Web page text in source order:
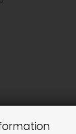
ligner en kanin.